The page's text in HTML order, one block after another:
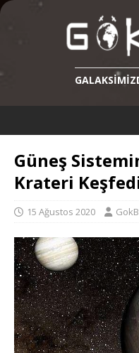
Güneş
Krateri
15 Ağustos 2020